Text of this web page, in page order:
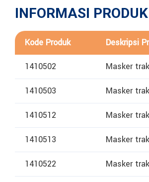
INFORMASI PRODUK
Kode Produk Deskripsi
1410502 Masker
1410503 Masker
1410512 Masker
1410513 Masker
1410522 Masker